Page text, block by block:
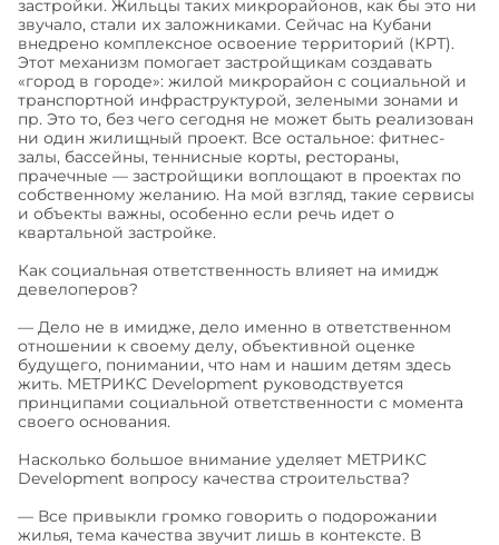
застройки. Жильцы таких микрорайонов, как бы это ни
звучало, стали их заложниками. Сейчас на Кубани
внедрено комплексное освоение территорий (КРТ).
Этот механизм помогает застройщикам создавать
«город в городе»: жилой микрорайон с социальной и
транспортной инфраструктурой, зелеными зонами и
пр. Это то, без чего сегодня не может быть реализован
ни один жилищный проект. Все остальное: фитнес-
залы, бассейны, теннисные корты, рестораны,
прачечные — застройщики воплощают в проектах по
собственному желанию. На мой взгляд, такие сервисы
и объекты важны, особенно если речь идет о
квартальной застройке.
Как социальная ответственность влияет на имидж
девелоперов?
— Дело не в имидже, дело именно в ответственном
отношении к своему делу, объективной оценке
будущего, понимании, что нам и нашим детям здесь
жить. МЕТРИКС Development руководствуется
принципами социальной ответственности с момента
своего основания.
Насколько большое внимание уделяет МЕТРИКС
Development вопросу качества строительства?
— Все привыкли громко говорить о подорожании
жилья, тема качества звучит лишь в контексте. В